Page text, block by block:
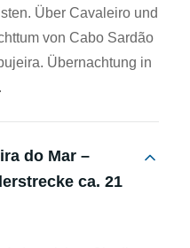
Über Cavaleiro und
von Cabo Sardão
Übernachtung in
do Mar –
ca. 21